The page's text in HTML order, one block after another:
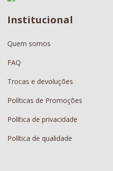
Institucional
Quem somos
FAQ
Trocas e devoluções
Políticas de Promoções
Política de privacidade
Política de qualidade